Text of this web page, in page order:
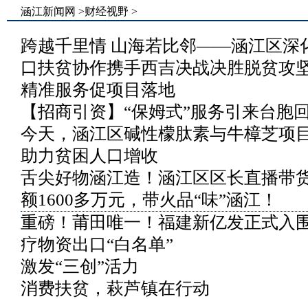
涵江新闻网 >财经视野 >
跨越千里情 山海若比邻——涵江区深
口扶贫协作携手西吉决战决胜脱贫攻
精准服务促项目落地
【招商引资】“保姆式”服务引来台胞
今天，涵江区碱性檬肽素与牛樟芝项
助力贫困人口增收
舌尖好物涵江造！涵江区区长直播带
额1600多万元，带火品“味”涵江！
重磅！莆田唯一！福建新亿发正式入
疗物资出口“白名单”
激发“三创”活力
消费扶贫，萩芦镇在行动